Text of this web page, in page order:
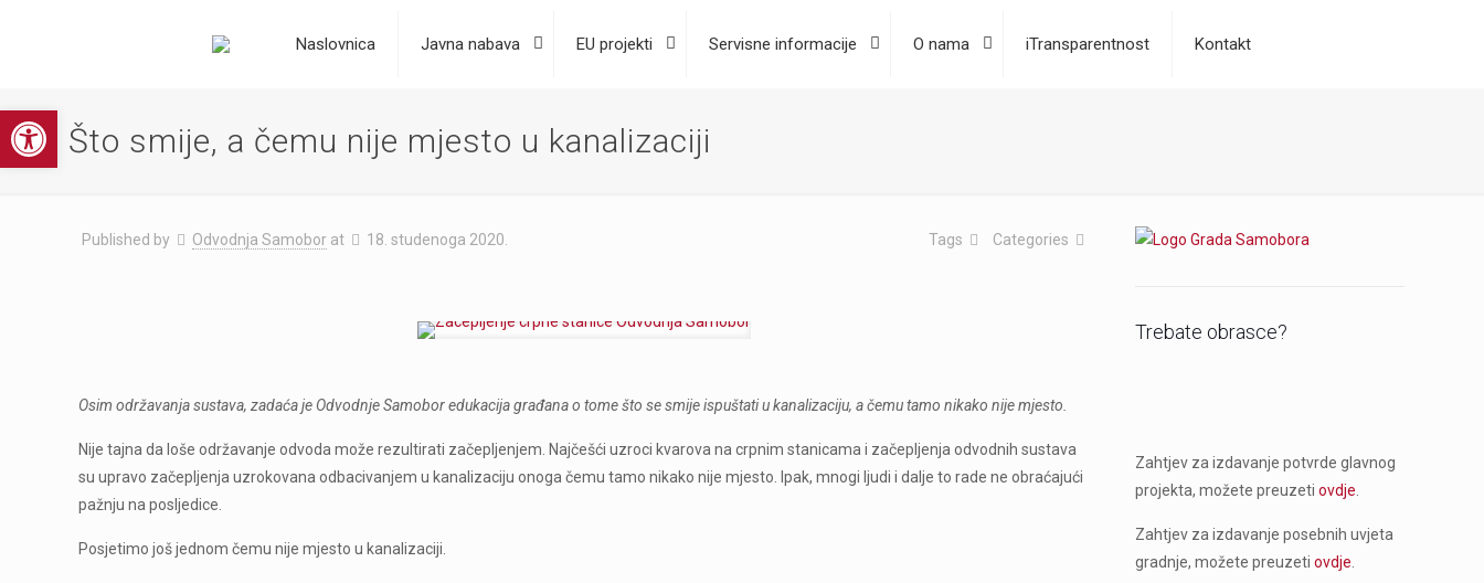
Open toolbar
Naslovnica Javna nabava EU projekti Servisne informacije O nama iTransparentnost Kontakt
Što smije, a čemu nije mjesto u kanalizaciji
Published by Odvodnja Samobor at 18. studenoga 2020. Categories
Tags
Osim održavanja sustava, zadaća je Odvodnje Samobor edukacija građana o tome što se smije ispuštati u kanalizaciju, a čemu tamo nikako nije mjesto.
Nije tajna da loše održavanje odvoda može rezultirati začepljenjem. Najčešći uzroci kvarova na crpnim stanicama i začepljenja odvodnih sustava
su upravo začepljenja uzrokovana odbacivanjem u kanalizaciju onoga čemu tamo nikako nije mjesto. Ipak, mnogi ljudi i dalje to rade ne obraćajući
pažnju na posljedice.
Posjetimo još jednom čemu nije mjesto u kanalizaciji.
Trebate obrasce?
Zahtjev za izdavanje potvrde glavnog
projekta, možete preuzeti ovdje
Zahtjev za izdavanje posebnih uvjeta
gradnje, možete preuzeti ovdje